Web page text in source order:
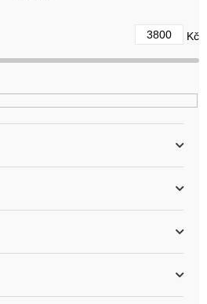
3800 Kč